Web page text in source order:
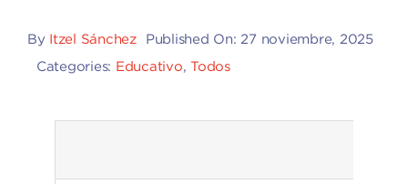
By Itzel Sánchez
Published On: 27 noviembre, 2025
Categories: Educativo ,Todos